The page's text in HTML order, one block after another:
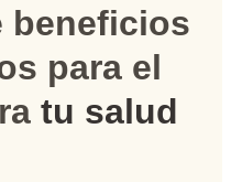
beneficios
para el
tu salud